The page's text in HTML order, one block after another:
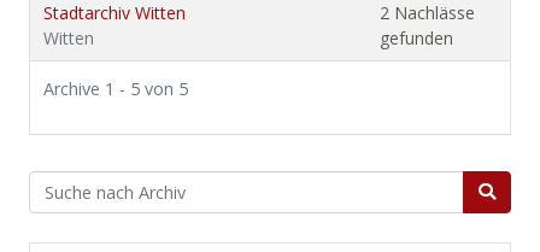
Stadtarchiv Witten
Witten
2 Nachlässe
gefunden
Archive 1 - 5 von 5